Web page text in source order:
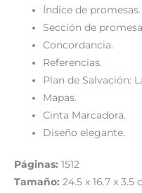
Índice de promesas.
Sección de
Concordancia.
Referencias.
Plan de Salvación:
Mapas.
Cinta Marcadora.
Diseño elegante.
Páginas: 1512
Tamaño: 24.5 x 16.7 x 3.5